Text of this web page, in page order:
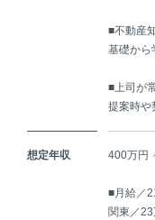
■不動産
基礎から
■上司が
提案時や
想定年収 400万円
■月給／
関東／23